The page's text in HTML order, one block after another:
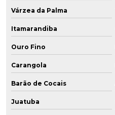
Várzea da Palma
Itamarandiba
Ouro Fino
Carangola
Barão de Cocais
Juatuba